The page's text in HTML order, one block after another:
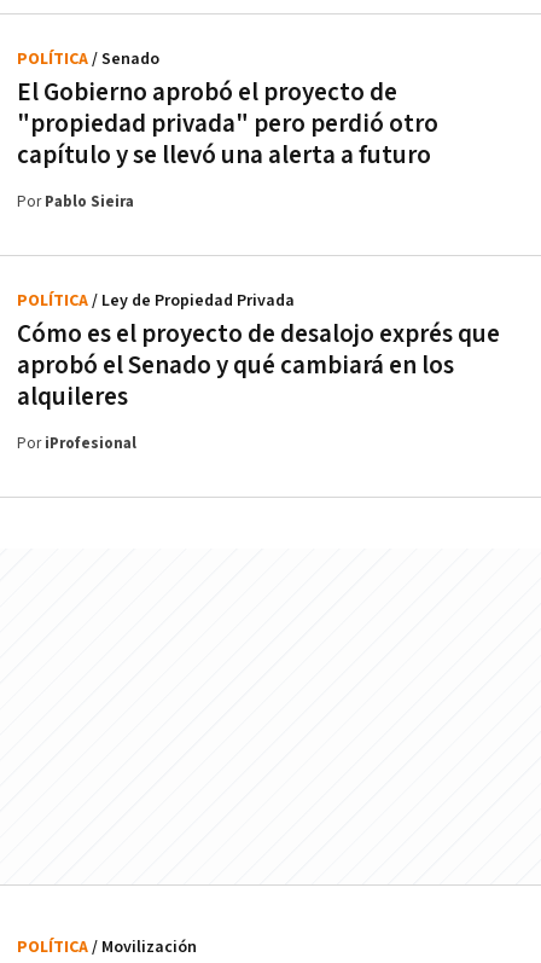
El Gobierno aprobó el proyecto de
"propiedad privada" pero perdió otro
capítulo y se llevó una alerta a futuro
POLÍTICA/ Senado
PorPablo Sieira
Cómo es el proyecto de desalojo exprés que
aprobó el Senado y qué cambiará en los
alquileres
POLÍTICA/ Ley de Propiedad Privada
PoriProfesional
POLÍTICA/ Movilización